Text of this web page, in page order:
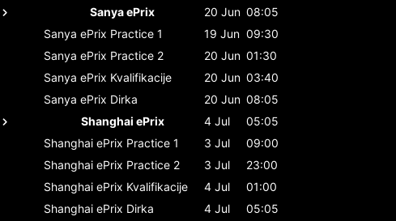
Sanya ePrix
20 Jun 08:05
Sanya ePrix Practice 1 19 Jun 09:30
Sanya ePrix Practice 2 20 Jun 01:30
Sanya ePrix Kvalifikacije 20 Jun 03:40
Sanya ePrix Dirka 20 Jun 08:05
Shanghai ePrix
4 Jul
05:05
Shanghai ePrix Practice 1 3 Jul
09:00
Shanghai ePrix Practice 2 3 Jul
23:00
Shanghai ePrix Kvalifikacije 4 Jul
01:00
Shanghai ePrix Dirka 4 Jul
05:05